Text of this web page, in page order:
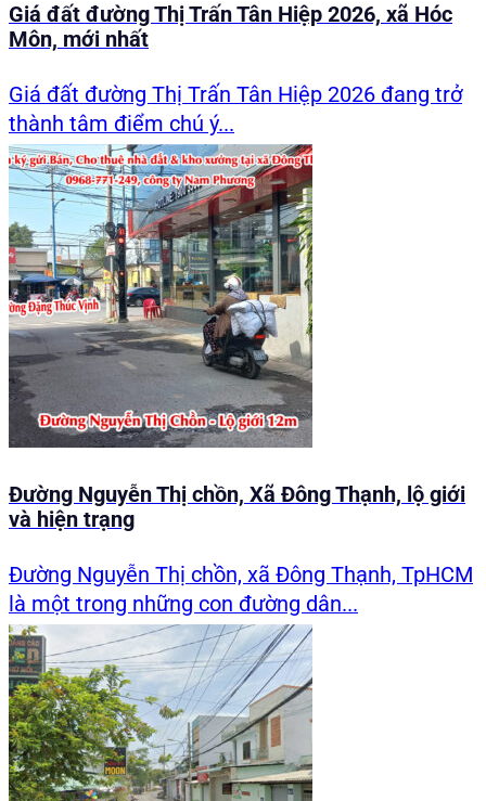
Giá đất đường Thị Trấn Tân Hiệp 2026, xã Hóc
Môn, mới nhất
Giá đất đường Thị Trấn Tân Hiệp 2026 đang trở
thành tâm điểm chú ý...
Đường Nguyễn Thị chồn, Xã Đông Thạnh, lộ giới
và hiện trạng
Đường Nguyễn Thị chồn, xã Đông Thạnh, TpHCM
là một trong những con đường dân...